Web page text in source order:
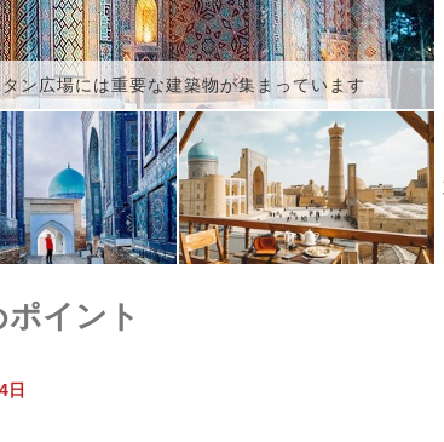
ン広場には重要な建築物が集まっています
イント
日